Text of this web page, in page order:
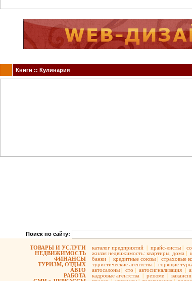
Книги :: Кулинария
Поиск по сайту:
ТОВАРЫ И УСЛУГИ
НЕДВИЖИМОСТЬ
ФИНАНСЫ
ТУРИЗМ, ОТДЫХ
АВТО
РАБОТА
каталог предприятий | прайс-листы |
жилая недвижимость: квартиры, дома |
банки | кредитные союзы | страховые
туристические агентства | горящие туры
автосалоны | сто | автосигнализация |
кадровые агентства | резюме |